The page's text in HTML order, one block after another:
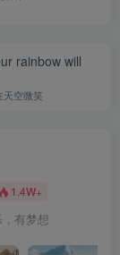
rainbow will
空微笑
1.4W+
有梦想